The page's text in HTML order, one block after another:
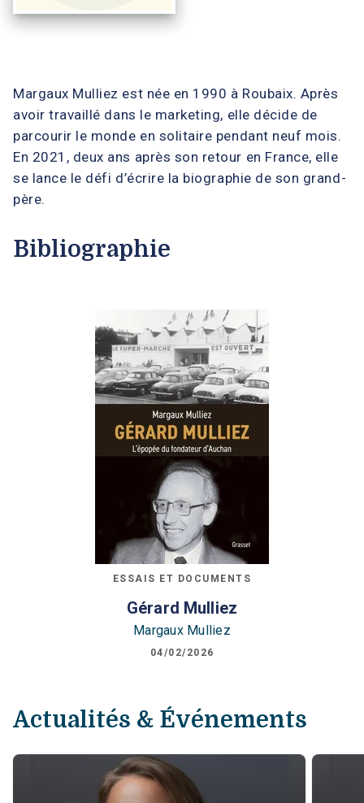
Margaux Mulliez est née en 1990 à Roubaix. Après
avoir travaillé dans le marketing, elle décide de
parcourir le monde en solitaire pendant neuf mois.
En 2021, deux ans après son retour en France, elle
se lance le défi d’écrire la biographie de son grand-
père.
Bibliographie
ESSAIS ET DOCUMENTS
Gérard Mulliez
Margaux Mulliez
04/02/2026
Actualités & Événements